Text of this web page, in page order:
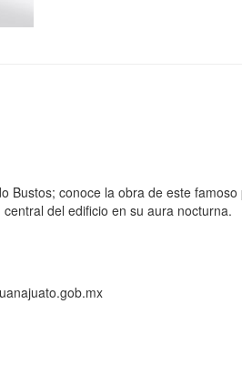
Bustos; conoce la obra de este
del edificio en su aura nocturna.